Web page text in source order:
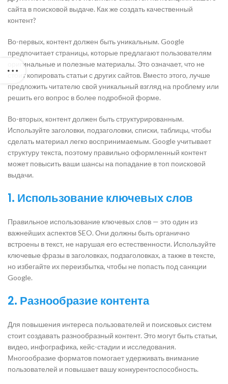
сайта в поисковой выдаче. Как же создать качественный
контент?
Во-первых, контент должен быть уникальным. Google
предпочитает страницы, которые предлагают пользователям
оригинальные и полезные материалы. Это означает, что не
стоит копировать статьи с других сайтов. Вместо этого, лучше
предложить читателю свой уникальный взгляд на проблему или
решить его вопрос в более подробной форме.
Во-вторых, контент должен быть структурированным.
Используйте заголовки, подзаголовки, списки, таблицы, чтобы
сделать материал легко воспринимаемым. Google учитывает
структуру текста, поэтому правильно оформленный контент
может повысить ваши шансы на попадание в топ поисковой
выдачи.
1. Использование ключевых слов
Правильное использование ключевых слов — это один из
важнейших аспектов SEO. Они должны быть органично
встроены в текст, не нарушая его естественности. Используйте
ключевые фразы в заголовках, подзаголовках, а также в тексте,
но избегайте их переизбытка, чтобы не попасть под санкции
Google.
2. Разнообразие контента
Для повышения интереса пользователей и поисковых систем
стоит создавать разнообразный контент. Это могут быть статьи,
видео, инфографика, кейс-стадии и исследования.
Многообразие форматов помогает удерживать внимание
пользователей и повышает вашу конкурентоспособность.